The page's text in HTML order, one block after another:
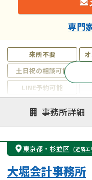
来所不要
土日祝の相談可能
LINE予約可能
注力案件
遺言書作成・遺言執行
遺産分割
相続手続き
成年後見・任意後見
専門
事務所詳細
東京都 ・ 杉並区 (近隣エ
大堀会計事務所